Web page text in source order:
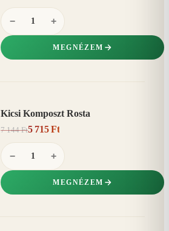
− +
MEGNÉZEM
Kicsi Komposzt Rosta
7 144 Ft5 715 Ft
− +
MEGNÉZEM